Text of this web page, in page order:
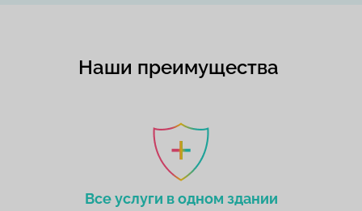
Наши преимущества
Все услуги в одном здании